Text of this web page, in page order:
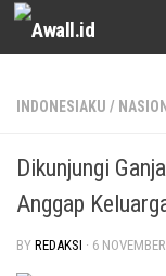
Skip to content
INDONESIAKU /
Dikunjungi
Anggap
BY REDAKSI · 6